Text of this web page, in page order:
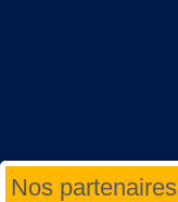
Nos partenaires
Année
précédente
Mois
précédent
Année
suivante
Mois
suivant